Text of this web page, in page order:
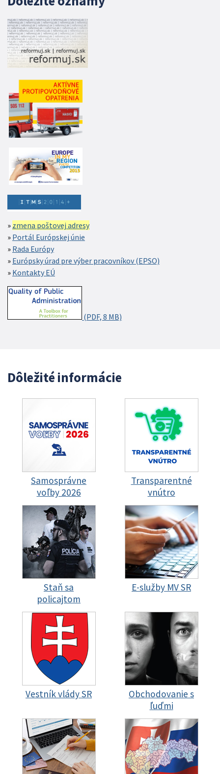
zmena poštovej adresy
Portál Európskej únie
Rada Európy
Európsky úrad pre výber pracovníkov (EPSO)
Kontakty EÚ
(PDF, 8 MB)
Dôležité informácie
Samosprávne
voľby 2026
Transparentné
vnútro
Staň sa
policajtom
E-služby MV SR
Vestník vlády SR
Obchodovanie s
ľuďmi